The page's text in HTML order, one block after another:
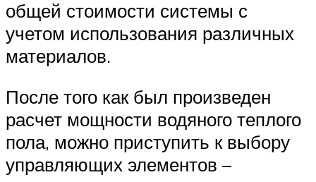
общей стоимости системы с
учетом использования различных
материалов.
После того как был произведен
расчет мощности водяного теплого
пола, можно приступить к выбору
управляющих элементов –